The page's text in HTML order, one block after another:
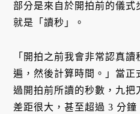
部分是來自於開拍前的儀式
就是「讀秒」。
「開拍之前我會非常認真
遍，然後計算時間。」當正
過開拍前所讀的秒數，九把
差距很大，甚至超過 3 分